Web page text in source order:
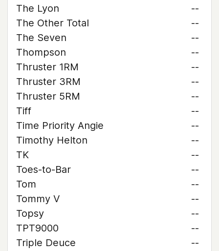
The Lyon
--
The Other Total
--
The Seven
--
Thompson
--
Thruster 1RM
--
Thruster 3RM
--
Thruster 5RM
--
Tiff
--
Time Priority Angie
--
Timothy Helton
--
TK
--
Toes-to-Bar
--
Tom
--
Tommy V
--
Topsy
--
TPT9000
--
Triple Deuce
--